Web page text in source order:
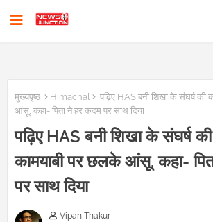
मुख्यपृष्ठ Himachal
पढ़िए HAS बनी शिखा के संघर्ष की
आंसू, कहा- पिता ने हर कदम पर साथ दिया
पढ़िए HAS बनी शिखा के संघर्ष
कामयाबी पर छलके आंसू, कहा-
पर साथ दिया
Vipan Thakur